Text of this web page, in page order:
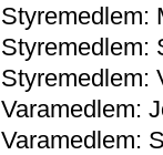
Styremedlem:
Styremedlem:
Styremedlem:
Varamedlem:
Varamedlem: